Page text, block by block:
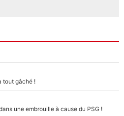
tout gâché !
une embrouille à cause du PSG !